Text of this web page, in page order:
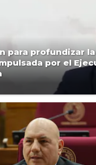
para profundizar la
por el